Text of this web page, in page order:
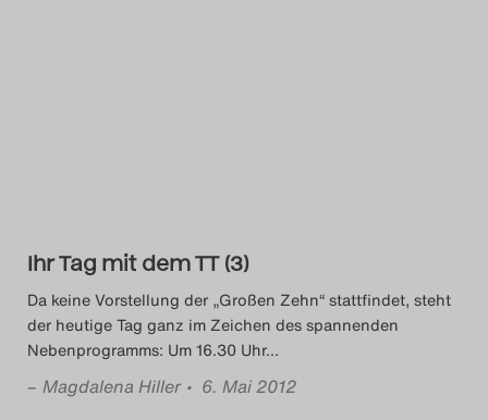
Das Theatertreffen-Blog
2019
Das Theatertreffen-Blog
2020
Ihr Tag mit dem TT (3)
Da keine Vorstellung der „Großen Zehn“ stattfindet, steht
der heutige Tag ganz im Zeichen des spannenden
Nebenprogramms: Um 16.30 Uhr…
– Magdalena Hiller • 6. Mai 2012